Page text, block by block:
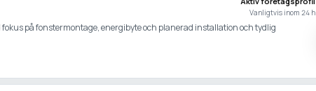
Vanligtvis inom 24 h
på fonstermontage, energibyte och planerad installation och tydlig